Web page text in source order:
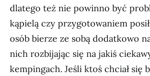
dlatego też nie powinno być
kąpielą czy przygotowaniem
osób bierze ze sobą dodatkowo
nich rozbijając się na jakiś
kempingach. Jeśli ktoś chciał się